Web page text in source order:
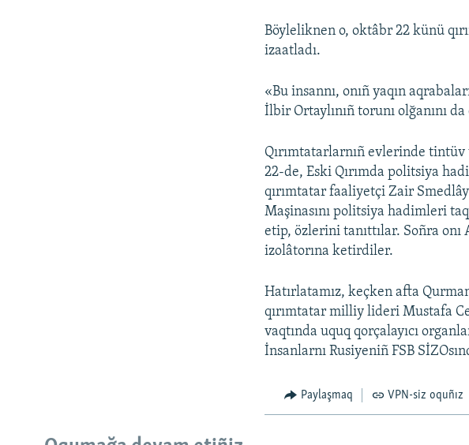
Böyleliknen o, oktâbr 22 künü
izaatladı.
«Bu insannı, onıñ yaqın
İlbir Ortaylınıñ torunı olğanını
Qırımtatarlarnıñ evlerinde
22-de, Eski Qırımda politsiya
qırımtatar faaliyetçi Zair
Maşinasını politsiya hadimleri
etip, özlerini tanıttılar. Soñra
izolâtorına ketirdiler.
Hatırlatamız, keçken afta
qırımtatar milliy lideri Mustafa
vaqtında uquq qorçalayıcı
İnsanlarnı Rusiyeniñ FSB
Paylaşmaq VPN-siz oquñız